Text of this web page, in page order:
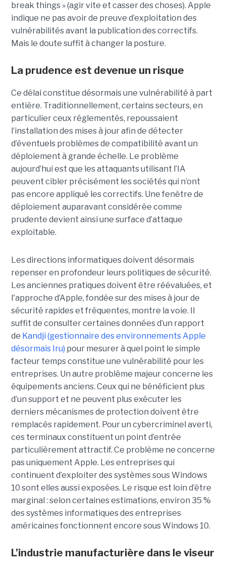
break things » (agir vite et casser des choses). Apple
indique ne pas avoir de preuve d’exploitation des
vulnérabilités avant la publication des correctifs.
Mais le doute suffit à changer la posture.
La prudence est devenue un risque
Ce délai constitue désormais une vulnérabilité à part
entière. Traditionnellement, certains secteurs, en
particulier ceux réglementés, repoussaient
l’installation des mises à jour afin de détecter
d’éventuels problèmes de compatibilité avant un
déploiement à grande échelle. Le problème
aujourd’hui est que les attaquants utilisant l’IA
peuvent cibler précisément les sociétés qui n’ont
pas encore appliqué les correctifs. Une fenêtre de
déploiement auparavant considérée comme
prudente devient ainsi une surface d’attaque
exploitable.
Les directions informatiques doivent désormais
repenser en profondeur leurs politiques de sécurité.
Les anciennes pratiques doivent être réévaluées, et
l'approche d’Apple, fondée sur des mises à jour de
sécurité rapides et fréquentes, montre la voie. Il
suffit de consulter certaines données d’un rapport
de Kandji (gestionnaire des environnements Apple
désormais Iru) pour mesurer à quel point le simple
facteur temps constitue une vulnérabilité pour les
entreprises. Un autre problème majeur concerne les
équipements anciens. Ceux qui ne bénéficient plus
d’un support et ne peuvent plus exécuter les
derniers mécanismes de protection doivent être
remplacés rapidement. Pour un cybercriminel averti,
ces terminaux constituent un point d’entrée
particulièrement attractif. Ce problème ne concerne
pas uniquement Apple. Les entreprises qui
continuent d’exploiter des systèmes sous Windows
10 sont elles aussi exposées. Le risque est loin d’être
marginal : selon certaines estimations, environ 35 %
des systèmes informatiques des entreprises
américaines fonctionnent encore sous Windows 10.
L’industrie manufacturière dans le viseur